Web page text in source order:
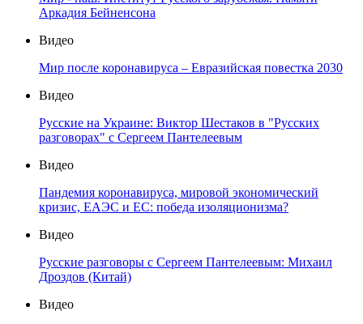
Аркадия Бейненсона
Видео
Мир после коронавируса – Евразийская повестка 2030
Видео
Русские на Украине: Виктор Шестаков в "Русских
разговорах" с Сергеем Пантелеевым
Видео
Пандемия коронавируса, мировой экономический
кризис, ЕАЭС и ЕС: победа изоляционизма?
Видео
Русские разговоры с Сергеем Пантелеевым: Михаил
Дроздов (Китай)
Видео